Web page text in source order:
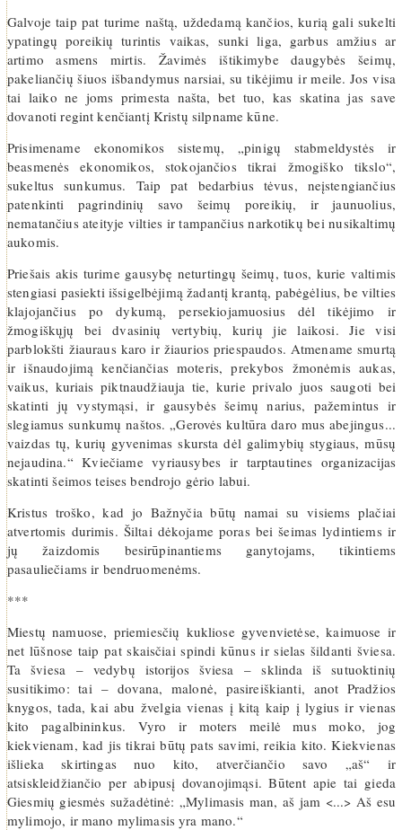
Galvoje taip pat turime naštą, uždedamą kančios, kurią gali sukelti
ypatingų poreikių turintis vaikas, sunki liga, garbus amžius ar
artimo asmens mirtis. Žavimės ištikimybe daugybės šeimų,
pakeliančių šiuos išbandymus narsiai, su tikėjimu ir meile. Jos visa
tai laiko ne joms primesta našta, bet tuo, kas skatina jas save
dovanoti regint kenčiantį Kristų silpname kūne.
Prisimename ekonomikos sistemų, „pinigų stabmeldystės ir
beasmenės ekonomikos, stokojančios tikrai žmogiško tikslo“,
sukeltus sunkumus. Taip pat bedarbius tėvus, neįstengiančius
patenkinti pagrindinių savo šeimų poreikių, ir jaunuolius,
nematančius ateityje vilties ir tampančius narkotikų bei nusikaltimų
aukomis.
Priešais akis turime gausybę neturtingų šeimų, tuos, kurie valtimis
stengiasi pasiekti išsigelbėjimą žadantį krantą, pabėgėlius, be vilties
klajojančius po dykumą, persekiojamuosius dėl tikėjimo ir
žmogiškųjų bei dvasinių vertybių, kurių jie laikosi. Jie visi
parblokšti žiauraus karo ir žiaurios priespaudos. Atmename smurtą
ir išnaudojimą kenčiančias moteris, prekybos žmonėmis aukas,
vaikus, kuriais piktnaudžiauja tie, kurie privalo juos saugoti bei
skatinti jų vystymąsi, ir gausybės šeimų narius, pažemintus ir
slegiamus sunkumų naštos. „Gerovės kultūra daro mus abejingus...
vaizdas tų, kurių gyvenimas skursta dėl galimybių stygiaus, mūsų
nejaudina.“ Kviečiame vyriausybes ir tarptautines organizacijas
skatinti šeimos teises bendrojo gėrio labui.
Kristus troško, kad jo Bažnyčia būtų namai su visiems plačiai
atvertomis durimis. Šiltai dėkojame poras bei šeimas lydintiems ir
jų žaizdomis besirūpinantiems ganytojams, tikintiems
pasauliečiams ir bendruomenėms.
***
Miestų namuose, priemiesčių kukliose gyvenvietėse, kaimuose ir
net lūšnose taip pat skaisčiai spindi kūnus ir sielas šildanti šviesa.
Ta šviesa – vedybų istorijos šviesa – sklinda iš sutuoktinių
susitikimo: tai – dovana, malonė, pasireiškianti, anot Pradžios
knygos, tada, kai abu žvelgia vienas į kitą kaip į lygius ir vienas
kito pagalbininkus. Vyro ir moters meilė mus moko, jog
kiekvienam, kad jis tikrai būtų pats savimi, reikia kito. Kiekvienas
išlieka skirtingas nuo kito, atverčiančio savo „aš“ ir
atsiskleidžiančio per abipusį dovanojimąsi. Būtent apie tai gieda
Giesmių giesmės sužadėtinė: „Mylimasis man, aš jam <...> Aš esu
mylimojo, ir mano mylimasis yra mano.“